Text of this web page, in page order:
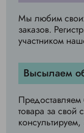
Мы любим
заказов.
участником
Высылаем
товара за свой